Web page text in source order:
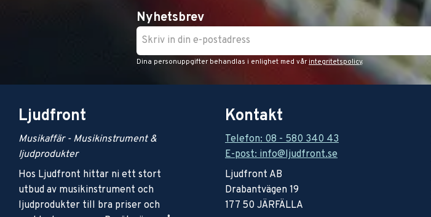
Nyhetsbrev
Dina personuppgifter behandlas i enlighet med vår integritetspolicy.
Ljudfront
Musikaffär - Musikinstrument &
ljudprodukter
Hos Ljudfront hittar ni ett stort
utbud av musikinstrument och
ljudprodukter till bra priser och
Kontakt
Telefon: 08 - 580 340 43
E-post: info@ljudfront.se
Ljudfront AB
Drabantvägen 19
177 50 JÄRFÄLLA